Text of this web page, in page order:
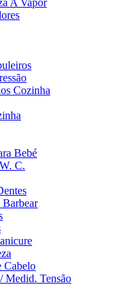
A Vapor
Cozinha
Bebé
C.
Barbear
Cabelo
Medid. Tensão